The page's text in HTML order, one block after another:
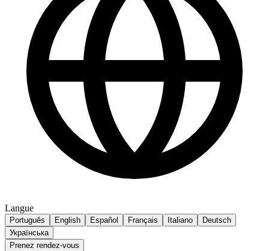
Langue
Português English Español Français Italiano
Deutsch
Українська
Prenez rendez-vous